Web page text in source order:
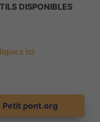
DISPONIBLES
ici
Petit pont.org